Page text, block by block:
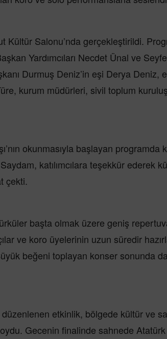
Kültür Salonu’nda gerçekleştirildi.
Yardımcıları Necdet Ünal ve
Durmuş Deniz’in eşi Derya Deniz,
kurum müdürleri, sivil toplum
okunmasıyla başlayan programda
katılımcılara teşekkür ederek
çekti.
başta olmak üzere geniş
ve koro üyelerinin uzun süredir
beğeni toplayan konser sonunda
düzenlenen etkinlik, bölgede kültür ve
Gecenin finalinde sahnede